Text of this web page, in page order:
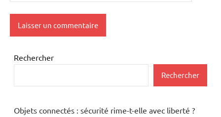
Rechercher
Rechercher
Objets connectés : sécurité rime-t-elle avec liberté ?